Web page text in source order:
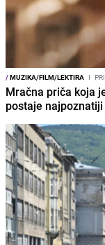
/MUZIKA/FILM/LEKTIRA I
Mračna priča koja
postaje